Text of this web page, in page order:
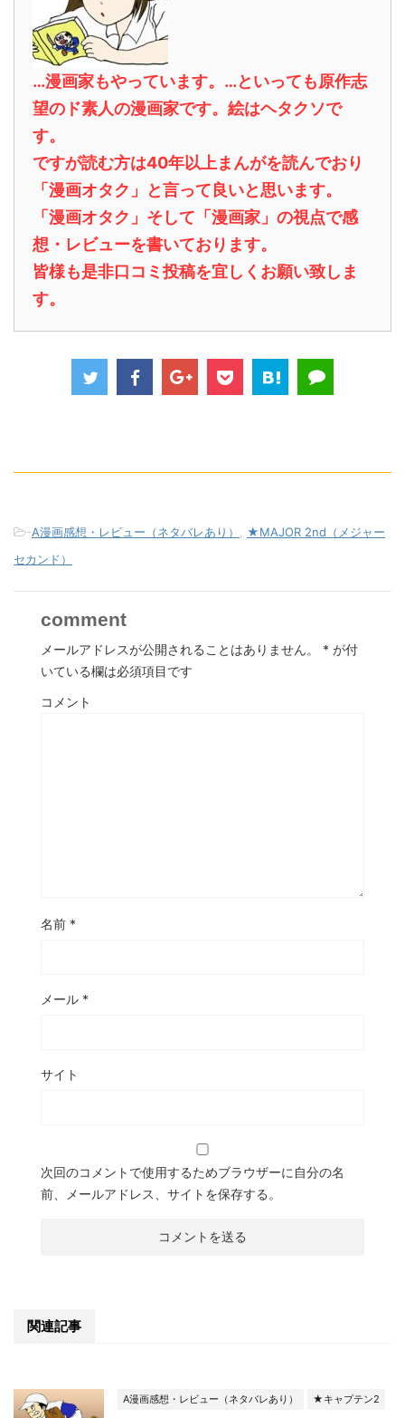
…漫画家もやっています。…といっても原作志
望のド素人の漫画家です。絵はヘタクソで
す。
ですが読む方は40年以上まんがを読んでおり
「漫画オタク」と言って良いと思います。
「漫画オタク」そして「漫画家」の視点で感
想・レビューを書いております。
皆様も是非口コミ投稿を宜しくお願い致しま
す。
-A漫画感想・レビュー（ネタバレあり）
★MAJOR 2nd（メジャー
セカンド）
comment
メールアドレスが公開されることはありません。 * が付
いている欄は必須項目です
コメント
名前 *
メール *
サイト
次回のコメントで使用するためブラウザーに自分の名
前、メールアドレス、サイトを保存する。
関連記事
A漫画感想・レビュー（ネタバレあり） ★キャプテン2